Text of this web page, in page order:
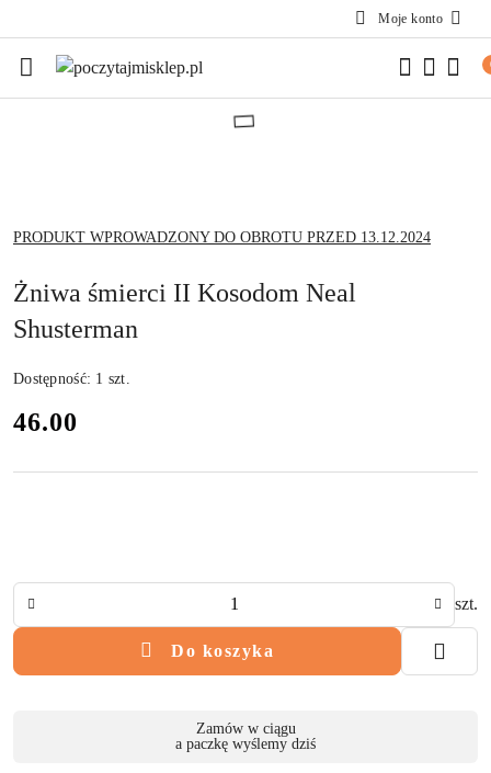
Moje konto
NAZWA
PRODUCENTA:
PRODUKT WPROWADZONY DO OBROTU PRZED 13.12.2024
Żniwa śmierci II Kosodom Neal
Shusterman
Dostępność: 1 szt.
cena:
46.00
szt.
Do koszyka
Zamów w ciągu
a paczkę wyślemy dziś